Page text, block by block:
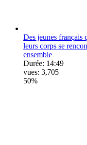
Des jeunes français
leurs corps se
ensemble
Durée: 14:49
vues: 3,705
50%